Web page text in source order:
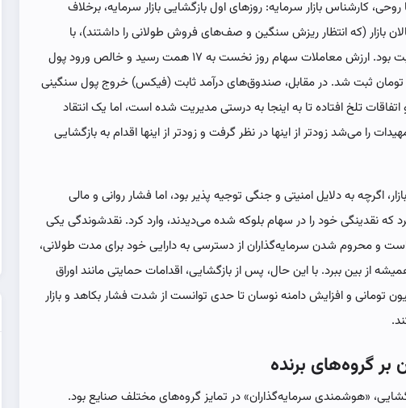
کارشناس بازار سرمایه: روزهای اول بازگشایی بازار سرمایه، برخلاف
بازار (که انتظار ریزش سنگین و صف‌های فروش طولانی را داشتند)، با
عملکردی هوشمندانه و مثبت بود. ارزش معاملات سهام روز نخست به ۱۷ همت رسید و خالص ورود پول
۲.۸۰۰ میلیارد تومان ثبت شد. در مقابل، صندوق‌های درآمد ثابت (فیکس) خروج پول سنگینی
و اتفاقات تلخ افتاده تا به اینجا به درستی مدیریت شده است، اما یک انتقاد
را می‌شد زودتر از اینها در نظر گرفت و زودتر از اینها اقدام به بازگشایی
بازار، اگرچه به دلایل امنیتی و جنگی توجیه پذیر بود، اما فشار روانی و مالی
که نقدینگی خود را در سهام بلوکه شده می‌دیدند، وارد کرد. نقدشوندگی یکی
است و محروم شدن سرمایه‌گذاران از دسترسی به دارایی خود برای مدت طولانی،
همیشه از بین ببرد. با این حال، پس از بازگشایی، اقدامات حمایتی مانند اوراق
هموطن، وام ۲۰۰ میلیون تومانی و افزایش دامنه نوسان تا حدی توانست از شدت فشار بکاهد و بازار
بر گروه‌های برنده
«هوشمندی سرمایه‌گذاران» در تمایز گروه‌های مختلف صنایع بود.